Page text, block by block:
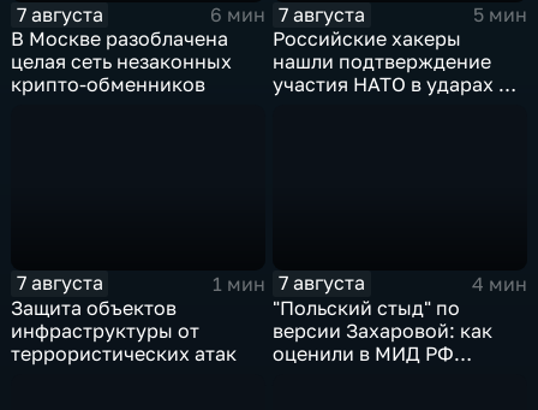
7 августа
6 мин
В Москве разоблачена
целая сеть незаконных
крипто-обменников
7 августа
5 мин
Российские хакеры
нашли подтверждение
участия НАТО в ударах по
7 августа
1 мин
Защита объектов
инфраструктуры от
террористических атак
7 августа
4 мин
"Польский стыд" по
версии Захаровой: как
оценили в МИД РФ